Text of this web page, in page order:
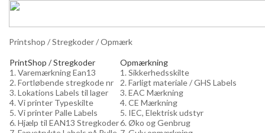
Printshop / Stregkoder / Opmærk
PrintShop / Stregkoder
1. Varemærkning Ean13
2. Fortløbende stregkode nr
3. Lokations Labels til lager
4. Vi printer Typeskilte
5. Vi printer Palle Labels
6. Hjælp til EAN13 Stregkoder
Opmærkning
1. Sikkerhedsskilte
2. Farligt materiale / GHS Labels
3. EAC Mærkning
4. CE Mærkning
5. IEC, Elektrisk udstyr
6. Øko og Genbrug